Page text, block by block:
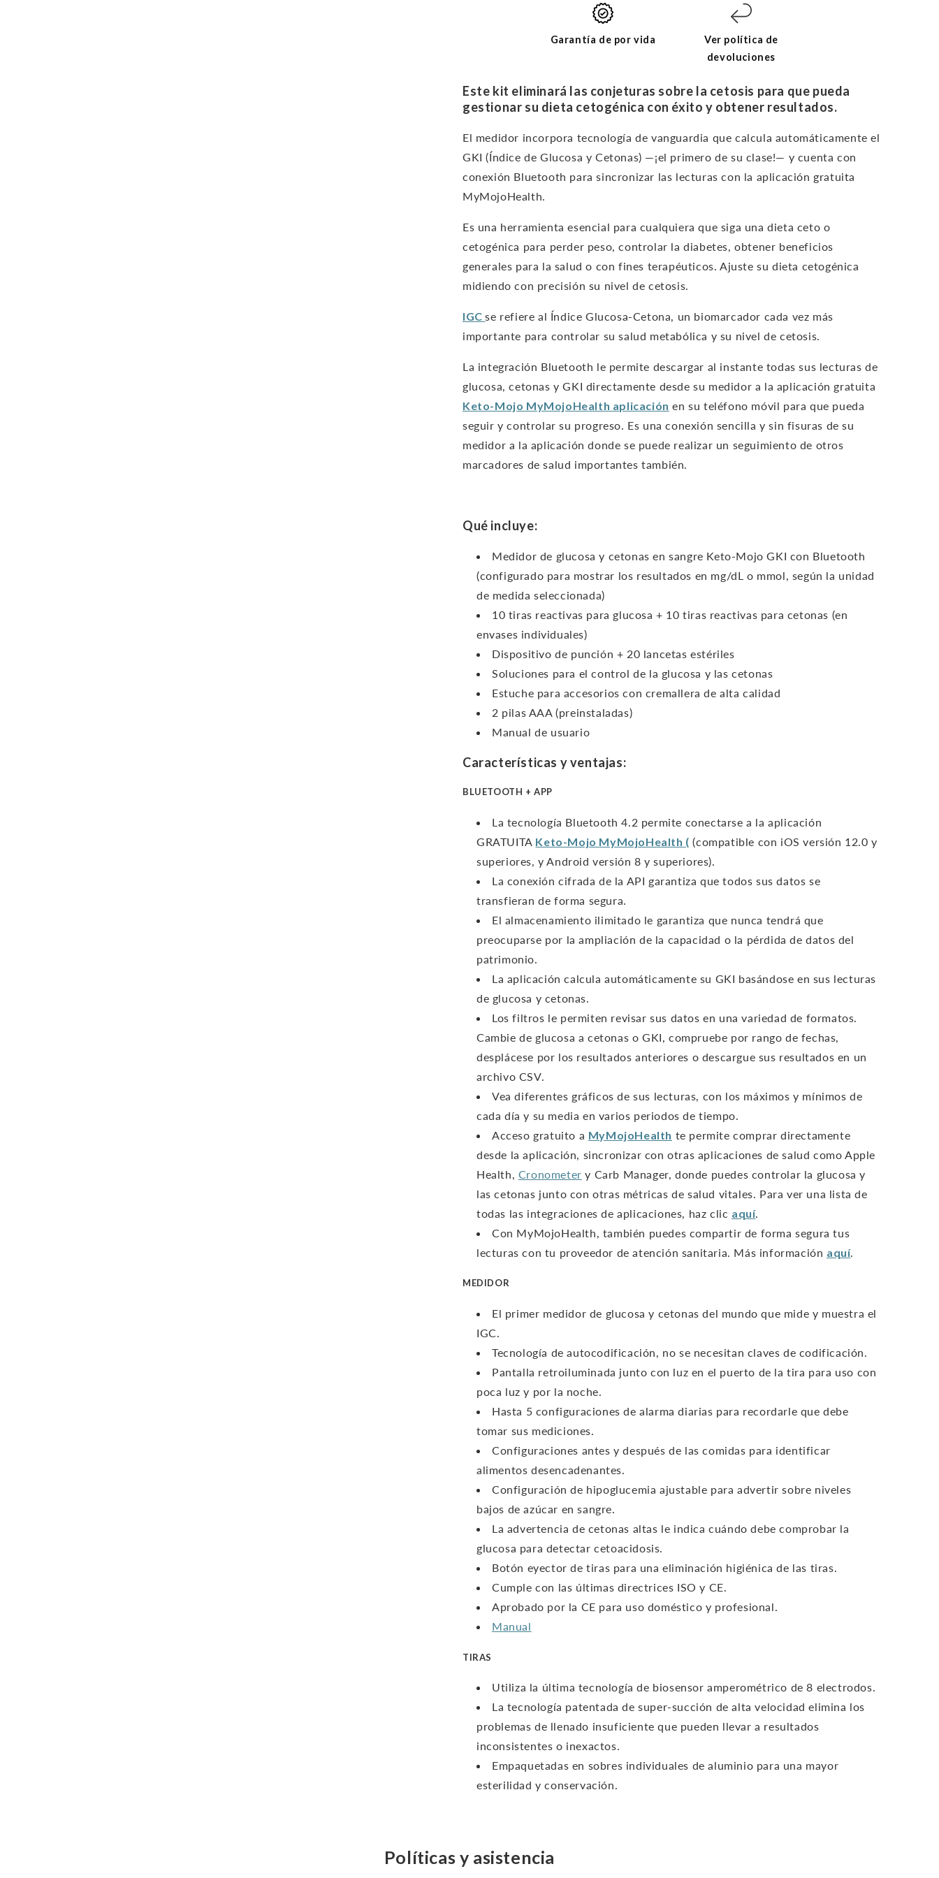
KIT
Garantía de por vida
Ver política de
devoluciones
Este kit eliminará las conjeturas sobre la cetosis para que pueda
gestionar su dieta cetogénica con éxito y obtener resultados.
El medidor incorpora tecnología de vanguardia que calcula automáticamente el
GKI (Índice de Glucosa y Cetonas) —¡el primero de su clase!— y cuenta con
conexión Bluetooth para sincronizar las lecturas con la aplicación gratuita
MyMojoHealth.
Es una herramienta esencial para cualquiera que siga una dieta ceto o
cetogénica para perder peso, controlar la diabetes, obtener beneficios
generales para la salud o con fines terapéuticos. Ajuste su dieta cetogénica
midiendo con precisión su nivel de cetosis.
IGC se refiere al Índice Glucosa-Cetona, un biomarcador cada vez más
importante para controlar su salud metabólica y su nivel de cetosis.
La integración Bluetooth le permite descargar al instante todas sus lecturas de
glucosa, cetonas y GKI directamente desde su medidor a la aplicación gratuita
Keto-Mojo MyMojoHealth aplicación en su teléfono móvil para que pueda
seguir y controlar su progreso. Es una conexión sencilla y sin fisuras de su
medidor a la aplicación donde se puede realizar un seguimiento de otros
marcadores de salud importantes también.
Qué incluye:
Medidor de glucosa y cetonas en sangre Keto-Mojo GKI con Bluetooth
(configurado para mostrar los resultados en mg/dL o mmol, según la unidad
de medida seleccionada)
10 tiras reactivas para glucosa + 10 tiras reactivas para cetonas (en
envases individuales)
Dispositivo de punción + 20 lancetas estériles
Soluciones para el control de la glucosa y las cetonas
Estuche para accesorios con cremallera de alta calidad
2 pilas AAA (preinstaladas)
Manual de usuario
Características y ventajas:
BLUETOOTH + APP
La tecnología Bluetooth 4.2 permite conectarse a la aplicación
GRATUITA Keto-Mojo MyMojoHealth ( (compatible con iOS versión 12.0 y
superiores, y Android versión 8 y superiores).
La conexión cifrada de la API garantiza que todos sus datos se
transfieran de forma segura.
El almacenamiento ilimitado le garantiza que nunca tendrá que
preocuparse por la ampliación de la capacidad o la pérdida de datos del
patrimonio.
La aplicación calcula automáticamente su GKI basándose en sus lecturas
de glucosa y cetonas.
Los filtros le permiten revisar sus datos en una variedad de formatos.
Cambie de glucosa a cetonas o GKI, compruebe por rango de fechas,
desplácese por los resultados anteriores o descargue sus resultados en un
archivo CSV.
Vea diferentes gráficos de sus lecturas, con los máximos y mínimos de
cada día y su media en varios periodos de tiempo.
Acceso gratuito a MyMojoHealth te permite comprar directamente
desde la aplicación, sincronizar con otras aplicaciones de salud como Apple
Health, Cronometer y Carb Manager, donde puedes controlar la glucosa y
las cetonas junto con otras métricas de salud vitales. Para ver una lista de
todas las integraciones de aplicaciones, haz clic aquí.
Con MyMojoHealth, también puedes compartir de forma segura tus
lecturas con tu proveedor de atención sanitaria. Más información aquí.
MEDIDOR
El primer medidor de glucosa y cetonas del mundo que mide y muestra el
IGC.
Tecnología de autocodificación, no se necesitan claves de codificación.
Pantalla retroiluminada junto con luz en el puerto de la tira para uso con
poca luz y por la noche.
Hasta 5 configuraciones de alarma diarias para recordarle que debe
tomar sus mediciones.
Configuraciones antes y después de las comidas para identificar
alimentos desencadenantes.
Configuración de hipoglucemia ajustable para advertir sobre niveles
bajos de azúcar en sangre.
La advertencia de cetonas altas le indica cuándo debe comprobar la
glucosa para detectar cetoacidosis.
Botón eyector de tiras para una eliminación higiénica de las tiras.
Cumple con las últimas directrices ISO y CE.
Aprobado por la CE para uso doméstico y profesional.
Manual
TIRAS
Utiliza la última tecnología de biosensor amperométrico de 8 electrodos.
La tecnología patentada de super-succión de alta velocidad elimina los
problemas de llenado insuficiente que pueden llevar a resultados
inconsistentes o inexactos.
Empaquetadas en sobres individuales de aluminio para una mayor
esterilidad y conservación.
Políticas y asistencia